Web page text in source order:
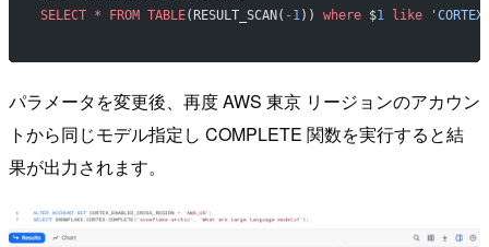
SELECT * FROM TABLE(RESULT_SCAN( -1)) where $1 like
パラメータを変更後、再度 AWS 東京 リージョンのアカウン
トから同じモデル指定し COMPLETE 関数を実行すると結
果が出力されます。